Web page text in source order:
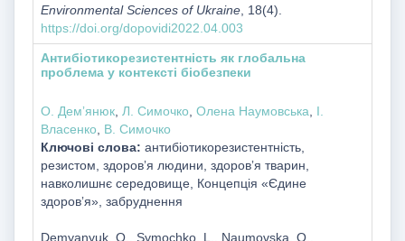
Environmental Sciences of Ukraine, 18(4).
https://doi.org/dopovidi2022.04.003
Антибіотикорезистентність як глобальна
проблема у контексті біобезпеки
О. Демʼянюк, Л. Симочко, Олена Наумовська
І.
Власенко, В. Симочко
Ключові слова: антибіотикорезистентність,
резистом, здоровʼя людини, здоровʼя тварин,
навколишнє середовище, Концепція «Єдине
здоровʼя», забруднення
Demyаnyuk, O., Symochko, L., Naumovska, O.,